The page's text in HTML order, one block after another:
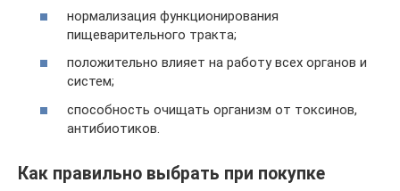
нормализация функционирования
пищеварительного тракта;
положительно влияет на работу всех органов и
систем;
способность очищать организм от токсинов,
антибиотиков.
Как правильно выбрать при покупке